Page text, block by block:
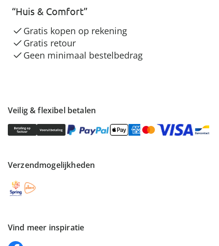
Veilig & flexibel betalen
Verzendmogelijkheden
Vind meer inspiratie
“Huis & Comfort”
Gratis kopen op rekening
Gratis retour
Geen minimaal bestelbedrag